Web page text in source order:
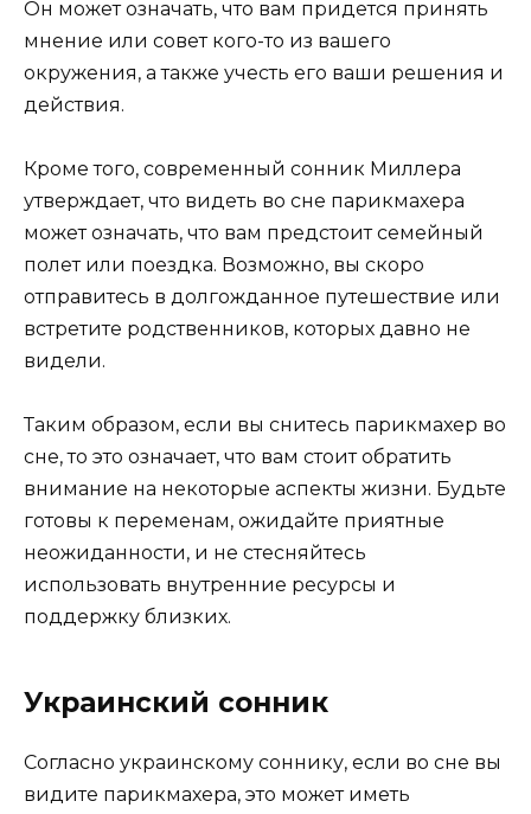
Он может означать, что вам придется принять
мнение или совет кого-то из вашего
окружения, а также учесть его ваши решения и
действия.
Кроме того, современный сонник Миллера
утверждает, что видеть во сне парикмахера
может означать, что вам предстоит семейный
полет или поездка. Возможно, вы скоро
отправитесь в долгожданное путешествие или
встретите родственников, которых давно не
видели.
Таким образом, если вы снитесь парикмахер во
сне, то это означает, что вам стоит обратить
внимание на некоторые аспекты жизни. Будьте
готовы к переменам, ожидайте приятные
неожиданности, и не стесняйтесь
использовать внутренние ресурсы и
поддержку близких.
Украинский сонник
Согласно украинскому соннику, если во сне вы
видите парикмахера, это может иметь